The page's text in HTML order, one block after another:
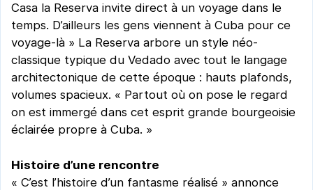
Casa la Reserva invite direct à un voyage dans le
temps. D’ailleurs les gens viennent à Cuba pour ce
voyage-là » La Reserva arbore un style néo-
classique typique du Vedado avec tout le langage
architectonique de cette époque : hauts plafonds,
volumes spacieux. « Partout où on pose le regard
on est immergé dans cet esprit grande bourgeoisie
éclairée propre à Cuba. »
Histoire d’une rencontre
« C’est l’histoire d’un fantasme réalisé » annonce